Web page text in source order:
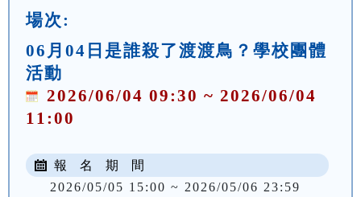
場次:
06月04日是誰殺了渡渡鳥？學校團體
活動
2026/06/04 09:30 ~ 2026/06/04
11:00
報 名 期 間
2026/05/05 15:00 ~ 2026/05/06 23:59